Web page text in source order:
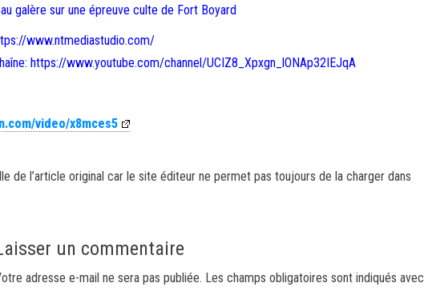
galère sur une épreuve culte de Fort Boyard
www.ntmediastudio.com/
https://www.youtube.com/channel/UCIZ8_Xpxgn_lONAp32IEJqA
video/x8mces5
de l’article original car le site éditeur ne permet pas toujours de la charger dans
un commentaire
adresse e-mail ne sera pas publiée. Les champs obligatoires sont indiqués avec